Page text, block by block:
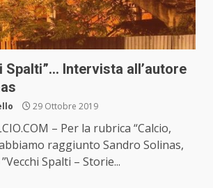
Spalti”… Intervista all’autore
29 Ottobre 2019
– Per la rubrica “Calcio,
raggiunto Sandro Solinas,
Spalti – Storie...